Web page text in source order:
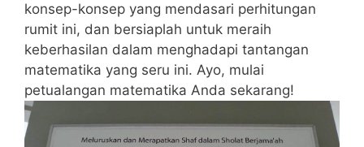
konsep-konsep yang mendasari perhitungan
rumit ini, dan bersiaplah untuk meraih
keberhasilan dalam‍ menghadapi tantangan
matematika yang seru ini. Ayo, mulai
petualangan ​matematika ⁤Anda sekarang!